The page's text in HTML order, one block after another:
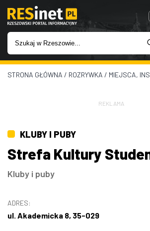
WIADOMOŚCI
IMPREZY
ROZRYWKA
GASTRONOMIA
STRONA GŁÓWNA / ROZRYWKA / MIEJSCA,
REKLAMA
KLUBY I PUBY
Strefa Kultury
Kluby i puby
ADRES:
ul. Akademicka 8, 35-029